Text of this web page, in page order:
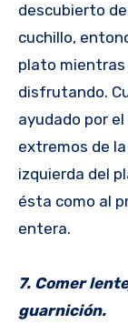
descubierto
cuchillo,
plato mientras
disfrutando.
ayudado por
extremos de
izquierda del
ésta como al
entera.
7. Comer
guarnición.